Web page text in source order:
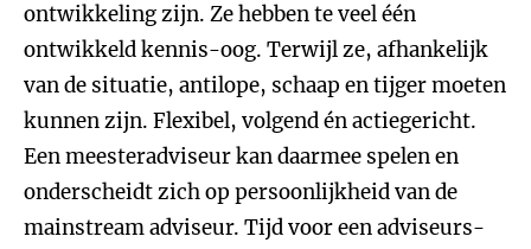
ontwikkeling zijn. Ze hebben te veel één
ontwikkeld kennis-oog. Terwijl ze, afhankelijk
van de situatie, antilope, schaap en tijger moeten
kunnen zijn. Flexibel, volgend én actiegericht.
Een meesteradviseur kan daarmee spelen en
onderscheidt zich op persoonlijkheid van de
mainstream adviseur. Tijd voor een adviseurs-